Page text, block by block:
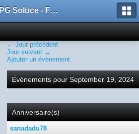
RPG Soluce - Forum
← Jour précédent
Jour suivant →
Ajouter un évènement
Évènements pour September 19, 2024
Anniversaire(s)
sanadadu78